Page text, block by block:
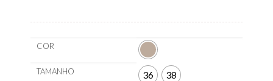
COR
TAMANHO 36 38